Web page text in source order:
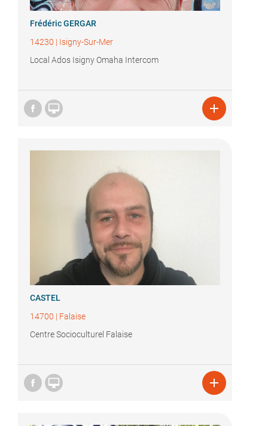
Frédéric GERGAR
14230 | Isigny-Sur-Mer
Local Ados Isigny Omaha Intercom
 
CASTEL
14700 | Falaise
Centre Socioculturel Falaise
 